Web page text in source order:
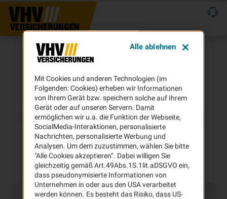
Mit Cookies und anderen Technologien (im
Folgenden: Cookies) erheben wir Informationen
von Ihrem Gerät bzw. speichern solche auf Ihrem
Gerät oder auf unseren Servern. Damit
ermöglichen wir u.a. die Funktion der Webseite,
SocialMedia-Interaktionen, personalisierte
Nachrichten, personalisierte Werbung und
Analysen. Um dem zuzustimmen, wählen Sie bitte
"Alle Cookies akzeptieren“. Dabei willigen Sie
gleichzeitig gemäß Art.49Abs.1S.1lit.aDSGVO ein,
dass pseudonymisierte Informationen von
Unternehmen in oder aus den USA verarbeitet
werden können. Es besteht das Risiko, dass US-
Alle ablehnen